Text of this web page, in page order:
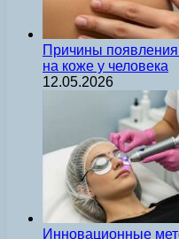
Причины
на коже у человека
12.05.2026
Инновационные